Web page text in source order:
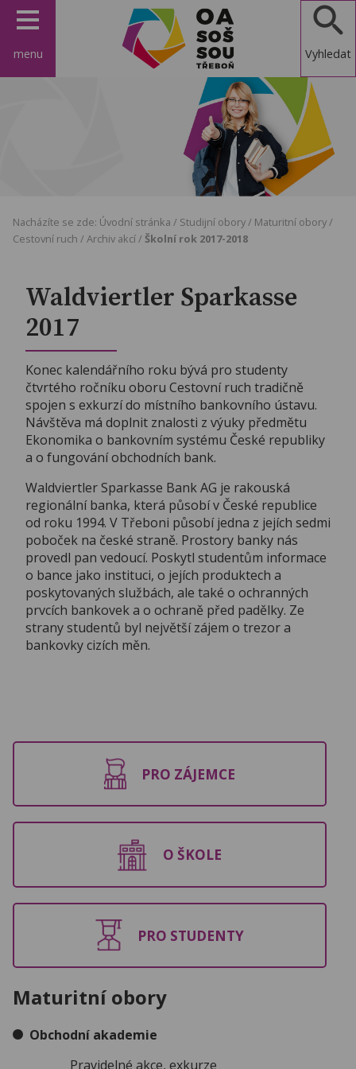
OA, SOŠ a
SOU
Třeboň
menu Vyhledat
Nacházíte se zde: Úvodní stránka / Studijní obory/ Maturitní obory/
Cestovní ruch / Archiv akcí/ Školní rok 2017-2018
Waldviertler Sparkasse
2017
Konec kalendářního roku bývá pro studenty
čtvrtého ročníku oboru Cestovní ruch tradičně
spojen s exkurzí do místního bankovního ústavu.
Návštěva má doplnit znalosti z výuky předmětu
Ekonomika o bankovním systému České republiky
a o fungování obchodních bank.
Waldviertler Sparkasse Bank AG je rakouská
regionální banka, která působí v České republice
od roku 1994. V Třeboni působí jedna z jejích sedmi
poboček na české straně. Prostory banky nás
provedl pan vedoucí. Poskytl studentům informace
o bance jako instituci, o jejích produktech a
poskytovaných službách, ale také o ochranných
prvcích bankovek a o ochraně před padělky. Ze
strany studentů byl největší zájem o trezor a
bankovky cizích měn.
PRO ZÁJEMCE
O ŠKOLE
PRO STUDENTY
Maturitní obory
Obchodní akademie
Pravidelné akce, exkurze